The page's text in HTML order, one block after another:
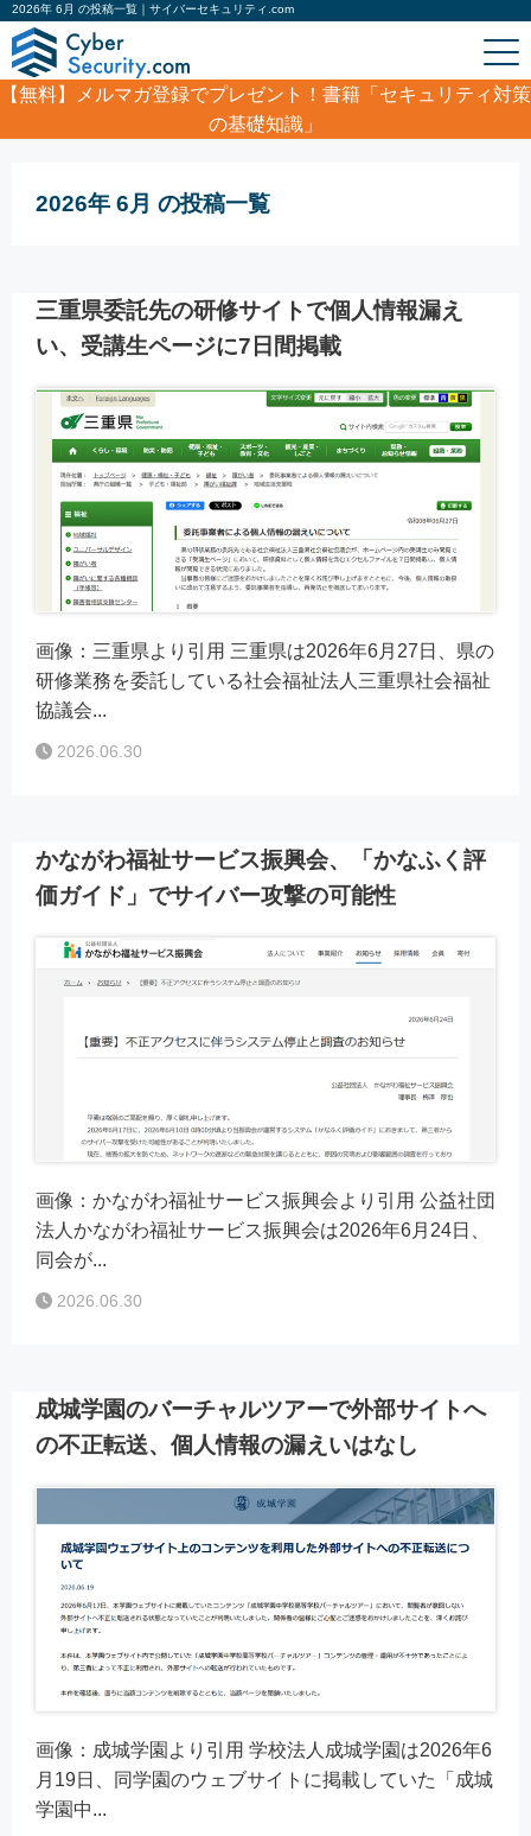
2026年 6月 の投稿一覧｜サイバーセキュリティ.com
【無料】
メルマガ登録でプレゼント！書籍「セキュリティ対策
の基礎知識」
2026年 6月 の投稿一覧
三重県委託先の研修サイトで個人情報漏え
い、受講生ページに7日間掲載
画像：三重県より引用 三重県は2026年6月27日、県の
研修業務を委託している社会福祉法人三重県社会福祉
協議会...
2026.06.30
かながわ福祉サービス振興会、「かなふく評
価ガイド」でサイバー攻撃の可能性
画像：かながわ福祉サービス振興会より引用 公益社団
法人かながわ福祉サービス振興会は2026年6月24日、
同会が...
2026.06.30
成城学園のバーチャルツアーで外部サイトへ
の不正転送、個人情報の漏えいはなし
画像：成城学園より引用 学校法人成城学園は2026年6
月19日、同学園のウェブサイトに掲載していた「成城
学園中...